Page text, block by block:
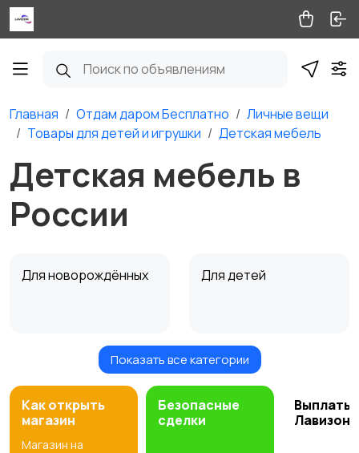
Главная Отдам даром Бесплатно
Личные вещи
Товары для детей и игрушки
Детская мебель
Детская мебель в
России
Для новорождённых Для детей
Показать все категории
Как открыть
магазин
Магазин на
Безопасные
сделки
Выплаты
Лавизон